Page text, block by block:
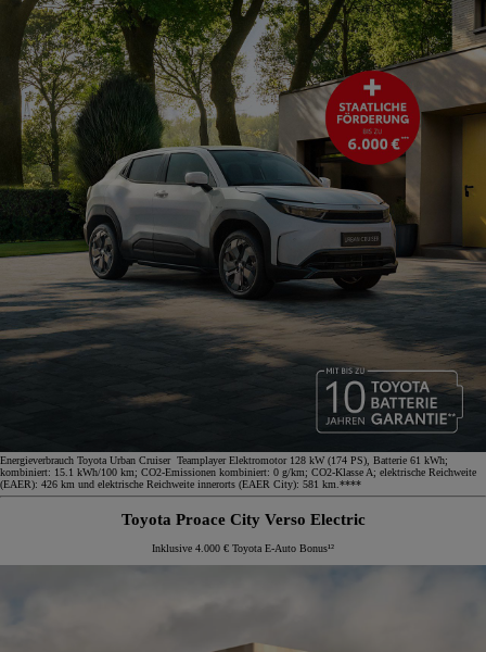
Energieverbrauch Toyota Urban Cruiser Teamplayer Elektromotor 128 kW (174 PS), Batterie 61 kWh;
kombiniert: 15.1 kWh/100 km; CO2-Emissionen kombiniert: 0 g/km; CO2-Klasse A; elektrische Reichweite
(EAER): 426 km und elektrische Reichweite innerorts (EAER City): 581 km.****
Toyota Proace City Verso Electric
Inklusive 4.000 € Toyota E-Auto Bonus¹²